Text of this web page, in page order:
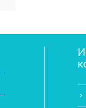
chevron_right